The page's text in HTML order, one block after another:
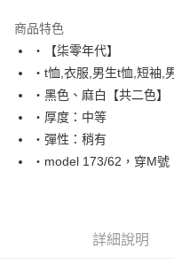
Apple Pay
街口支付
悠遊付
Google Pay
AFTEE先享後付是「在收到商
商品特色
‧【柒零年代】
‧t恤,衣服,男生t恤,短袖,
‧黑色、麻白【共二色】
‧厚度：中等
‧彈性：稍有
‧model 173/62，穿M號
詳細說明